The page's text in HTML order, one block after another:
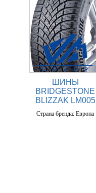
ШИНЫ
BRIDGESTONE
BLIZZAK LM005
Страна бренда: Европа